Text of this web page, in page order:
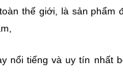
thế giới, là sản phẩm
nổi tiếng và uy tín nhất